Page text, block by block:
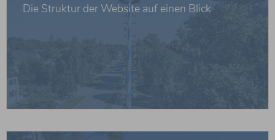
Die Struktur der Website auf einen Blick
weiterlesen